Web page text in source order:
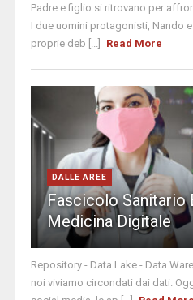
Padre e figlio si ritrovano per
I due uomini protagonisti, Nando
proprie deb [...]
Read More
DALLE AREE
Fascicolo Sanitario
Medicina Digitale
Repository - Data Lake - Data
noi viviamo circondati dai dati.